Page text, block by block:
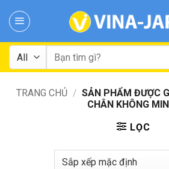
Tìm
kiếm:
TRANG CHỦ / SẢN PHẨM ĐƯỢC
CHÂN KHÔNG
LỌC